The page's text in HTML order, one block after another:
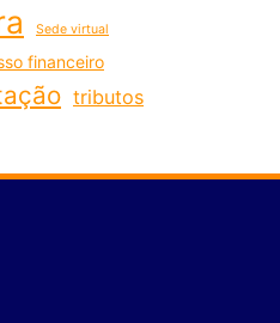
Sede virtual
financeiro
tributos